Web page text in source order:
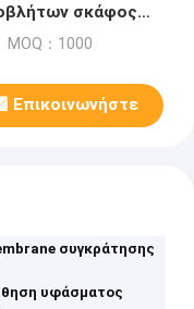
σκάφος
MOQ：1000
Επικοινωνήστε
συγκράτησης
υφάσματος